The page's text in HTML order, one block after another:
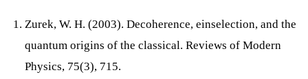
Zurek, W. H. (2003). Decoherence, einselection, and the
quantum origins of the classical. Reviews of Modern
Physics, 75(3), 715.